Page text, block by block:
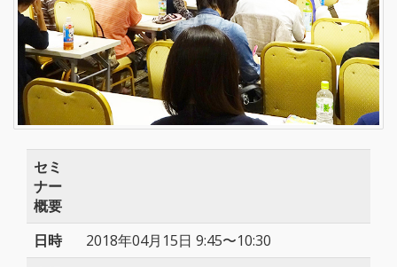
セミ
ナー
概要
日時
2018年04月15日 9:45〜10:30